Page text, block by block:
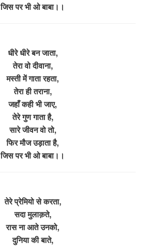
जिस पर भी ओ बाबा।।
धीरे धीरे बन जाता,
तेरा वो दीवाना,
मस्ती में गाता रहता,
तेरा ही तराना,
जहाँ कही भी जाए,
तेरे गुण गाता है,
सारे जीवन वो तो,
फिर मौज उड़ाता है,
जिस पर भी ओ बाबा।।
तेरे प्रेमियो से करता,
सदा मुलाक़ते,
रास ना आते उनको,
दुनिया की बाते,